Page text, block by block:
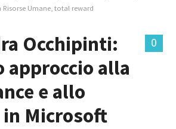
Risorse Umane ,total reward
0
Occhipinti:
approccio alla
e allo
Microsoft